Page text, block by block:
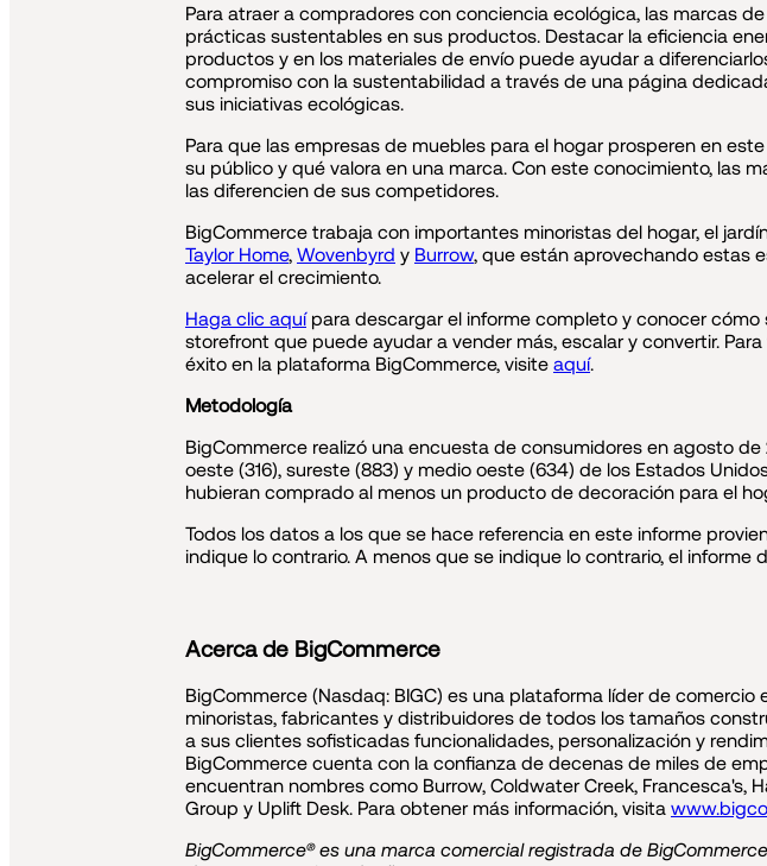
Para atraer a compradores con conciencia ecológica, las marcas
prácticas sustentables en sus productos. Destacar la eficiencia
productos y en los materiales de envío puede ayudar a
compromiso con la sustentabilidad a través de una página
sus iniciativas ecológicas.
Para que las empresas de muebles para el hogar prosperen en
su público y qué valora en una marca. Con este conocimiento, las
las diferencien de sus competidores.
BigCommerce trabaja con importantes minoristas del hogar, el
Taylor Home, Wovenbyrd y Burrow, que están aprovechando estas
acelerar el crecimiento.
Haga clic aquípara descargar el informe completo y conocer
storefront que puede ayudar a vender más, escalar y convertir.
éxito en la plataforma BigCommerce, visite aquí.
Metodología
BigCommerce realizó una encuesta de consumidores en agosto
oeste (316), sureste (883) y medio oeste (634) de los Estados
hubieran comprado al menos un producto de decoración para el
Todos los datos a los que se hace referencia en este informe
indique lo contrario. A menos que se indique lo contrario, el
Acerca de BigCommerce
BigCommerce (Nasdaq: BIGC) es una plataforma líder de
minoristas, fabricantes y distribuidores de todos los tamaños
a sus clientes sofisticadas funcionalidades, personalización y
BigCommerce cuenta con la confianza de decenas de miles de
encuentran nombres como Burrow, Coldwater Creek, Francesca's,
Group y Uplift Desk. Para obtener más información, visita
BigCommerce® es una marca comercial registrada de